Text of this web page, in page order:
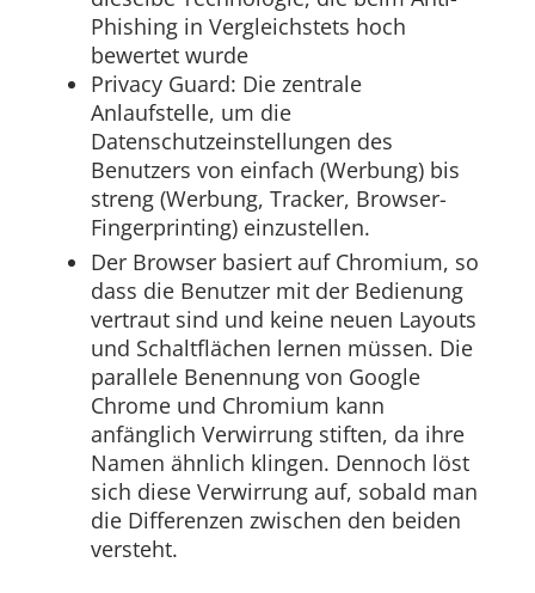
Phishing in Vergleichstets hoch
bewertet wurde
Privacy Guard: Die zentrale
Anlaufstelle, um die
Datenschutzeinstellungen des
Benutzers von einfach (Werbung) bis
streng (Werbung, Tracker, Browser-
Fingerprinting) einzustellen.
Der Browser basiert auf Chromium, so
dass die Benutzer mit der Bedienung
vertraut sind und keine neuen Layouts
und Schaltflächen lernen müssen. Die
parallele Benennung von Google
Chrome und Chromium kann
anfänglich Verwirrung stiften, da ihre
Namen ähnlich klingen. Dennoch löst
sich diese Verwirrung auf, sobald man
die Differenzen zwischen den beiden
versteht.